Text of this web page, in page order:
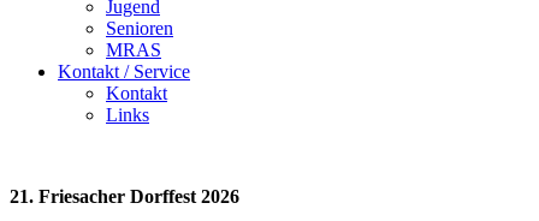
Jugend
Senioren
MRAS
Kontakt / Service
Kontakt
Links
21. Friesacher Dorffest 2026